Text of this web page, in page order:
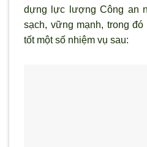
dựng lực lượng Công an
sạch, vững mạnh, trong
tốt một số nhiệm vụ sau: